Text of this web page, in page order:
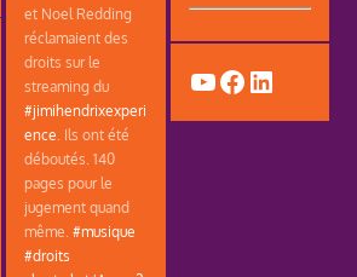
et Noel Redding
réclamaient des
droits sur le
streaming du
#jimihendrixexperi
ence . Ils ont été
déboutés. 140
pages pour le
jugement quand
même.#musique
#droits
YouTube
Facebook
LinkedIn